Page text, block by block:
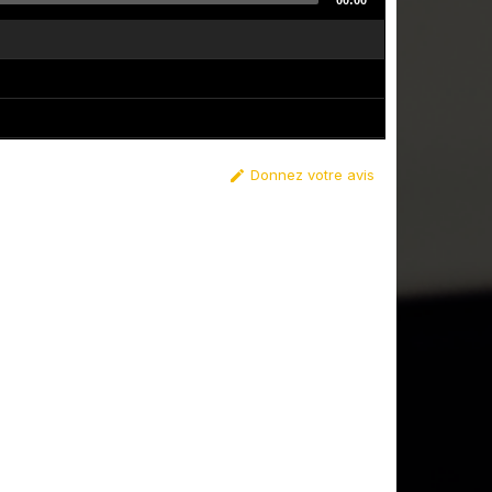
 Donnez votre avis